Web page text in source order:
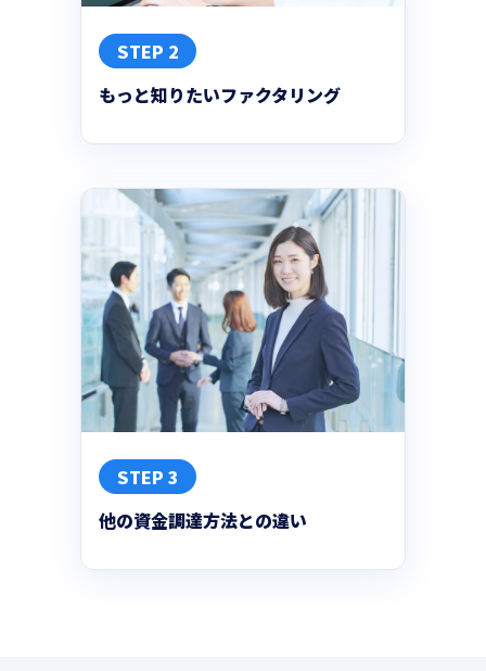
STEP 2
もっと知りたいファクタリング
STEP 3
他の資金調達方法との違い